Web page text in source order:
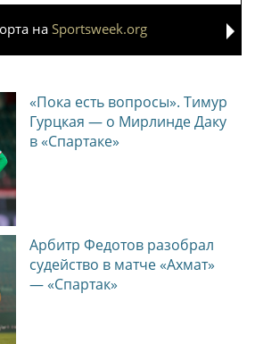
наSportsweek.org
«Пока есть вопросы». Тимур
Гурцкая — о Мирлинде Даку
в «Спартаке»
Арбитр Федотов разобрал
судейство в матче «Ахмат»
— «Спартак»